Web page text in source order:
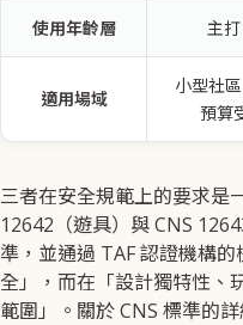
使用年齡層 主
適用場域
小型社
預算
三者在安全規範上的要求
12642（遊具）與 CNS
準，並通過 TAF 認證機構
全」，而在「設計獨特性、
範圍」。關於 CNS 標準的